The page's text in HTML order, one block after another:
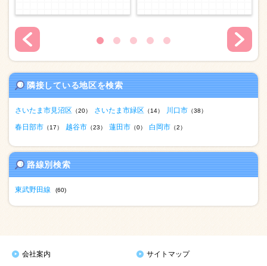
隣接している地区を検索
さいたま市見沼区 （20） さいたま市緑区 （14） 川口市 （38）
春日部市 （17） 越谷市 （23） 蓮田市 （0） 白岡市 （2）
路線別検索
東武野田線 (60)
会社案内 サイトマップ